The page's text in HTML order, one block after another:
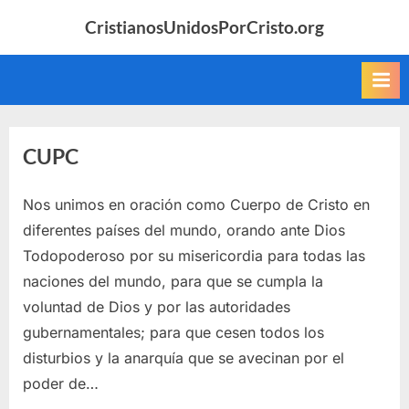
CristianosUnidosPorCristo.org
CUPC
Posted
on
February
24, 2019
By
kmcp
Featured
Nos unimos en oración como Cuerpo de Cristo en
diferentes países del mundo, orando ante Dios
Todopoderoso por su misericordia para todas las
naciones del mundo, para que se cumpla la
voluntad de Dios y por las autoridades
gubernamentales; para que cesen todos los
disturbios y la anarquía que se avecinan por el
poder de…